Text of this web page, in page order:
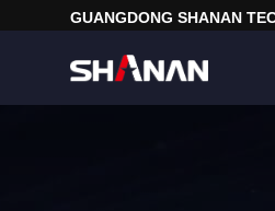
GUANGDONG SHANAN